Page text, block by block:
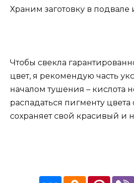
Храним заготовку в подвале
Чтобы свекла
цвет, я рекомендую часть
началом тушения – кислота
распадаться пигменту
сохраняет свой красивый и